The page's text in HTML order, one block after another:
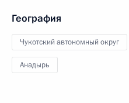
География
Чукотский автономный округ
Анадырь